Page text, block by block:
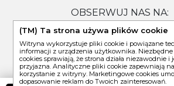
OBSERWUJ NAS NA:
(TM) Ta strona używa plików cookie
Witryna wykorzystuje pliki cookie i powiązane
informacji z urządzenia użytkownika.
cookies sprawiają, że strona działa niezawodnie i
przyjazna. Analityczne pliki cookie zapewniają
korzystanie z witryny. Marketingowe cookies
dopasowanie reklam do Twoich zainteresowań.